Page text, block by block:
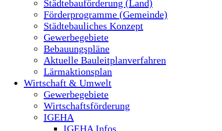
Städtebauförderung (Land)
Förderprogramme (Gemeinde)
Städtebauliches Konzept
Gewerbegebiete
Bebauungspläne
Aktuelle Bauleitplanverfahren
Lärmaktionsplan
Wirtschaft & Umwelt
Gewerbegebiete
Wirtschaftsförderung
IGEHA
IGEHA Infos